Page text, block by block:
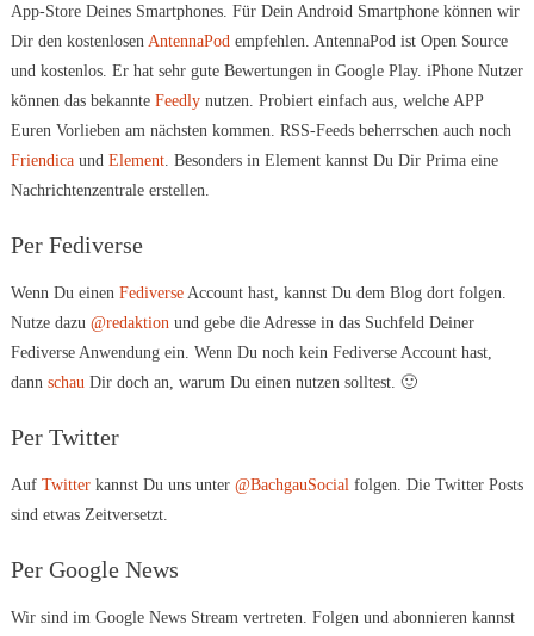
App-Store Deines Smartphones. Für Dein Android Smartphone können wir
Dir den kostenlosen AntennaPod empfehlen. AntennaPod ist Open Source
und kostenlos. Er hat sehr gute Bewertungen in Google Play. iPhone Nutzer
können das bekannte Feedly nutzen. Probiert einfach aus, welche APP
Euren Vorlieben am nächsten kommen. RSS-Feeds beherrschen auch noch
Friendicaund Element. Besonders in Element kannst Du Dir Prima eine
Nachrichtenzentrale erstellen.
Per Fediverse
Wenn Du einen FediverseAccount hast, kannst Du dem Blog dort folgen.
Nutze dazu @redaktion und gebe die Adresse in das Suchfeld Deiner
Fediverse Anwendung ein. Wenn Du noch kein Fediverse Account hast,
dann schau Dir doch an, warum Du einen nutzen solltest. 🙂
Per Twitter
Auf Twitterkannst Du uns unter @BachgauSocial folgen. Die Twitter Posts
sind etwas Zeitversetzt.
Per Google News
Wir sind im Google News Stream vertreten. Folgen und abonnieren kannst